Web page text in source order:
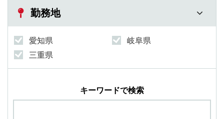
勤務地
愛知県
岐阜県
三重県
キーワードで検索